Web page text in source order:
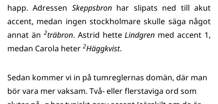
happ. Adressen Skeppsbron har slipats ned till akut
accent, medan ingen stockholmare skulle säga något
annat än 2träbron. Astrid hetteLindgren med accent 1,
medan Carola heter 2Häggkvist.
Sedan kommer vi in på tumreglernas domän, där man
bör vara mer vaksam. Två- eller flerstaviga ord som